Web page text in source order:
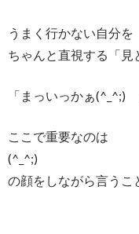
うまく行かない自分を
ちゃんと直視する「見
「まっいっかぁ(^_^;)ゞ
ここで重要なのは
(^_^;)ゞ
の顔をしながら言うこ